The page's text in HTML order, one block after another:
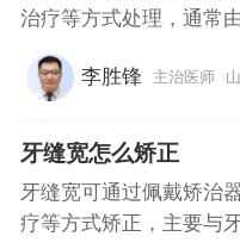
治疗等方式处理，通常
李胜锋 主治医师
牙缝宽怎么矫正
牙缝宽可通过佩戴矫治
疗等方式矫正，主要与